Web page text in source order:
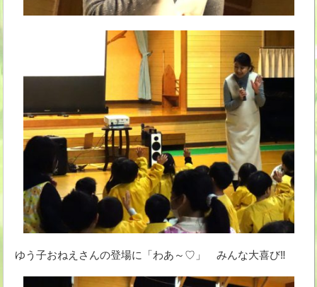
ゆう子おねえさんの登場に「わあ～♡」 みんな大喜び‼